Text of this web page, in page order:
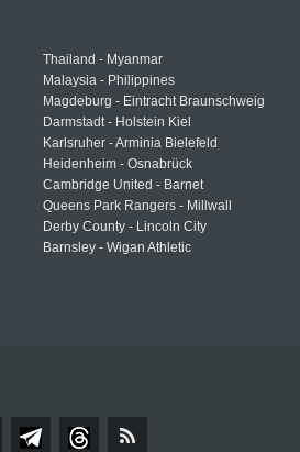
Thailand - Myanmar
Malaysia - Philippines
Magdeburg - Eintracht Braunschweig
Darmstadt - Holstein Kiel
Karlsruher - Arminia Bielefeld
Heidenheim - Osnabrück
Cambridge United - Barnet
Queens Park Rangers - Millwall
Derby County - Lincoln City
Barnsley - Wigan Athletic